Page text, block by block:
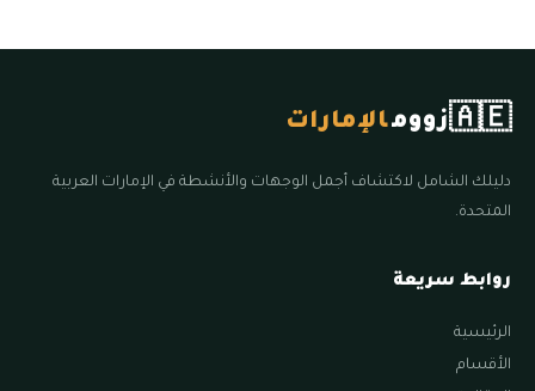
🇦🇪زوومالإمارات
دليلك الشامل لاكتشاف أجمل الوجهات والأنشطة في الإمارات العربية
المتحدة.
روابط سريعة
الرئيسية
الأقسام